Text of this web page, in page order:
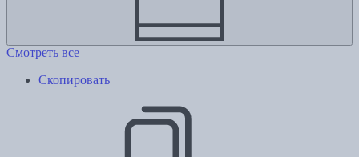
Смотреть все
Скопировать